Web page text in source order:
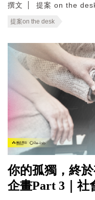
撰文 提案 on the
提案on the desk
你的孤獨，終
企畫Part 3｜社